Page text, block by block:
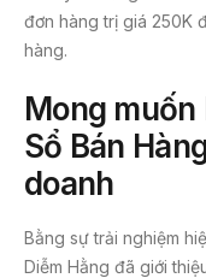
đơn hàng trị giá 250K
hàng.
Mong
Sổ Bán
doanh
Bằng sự trải nghiệm
Diễm Hằng đã giới